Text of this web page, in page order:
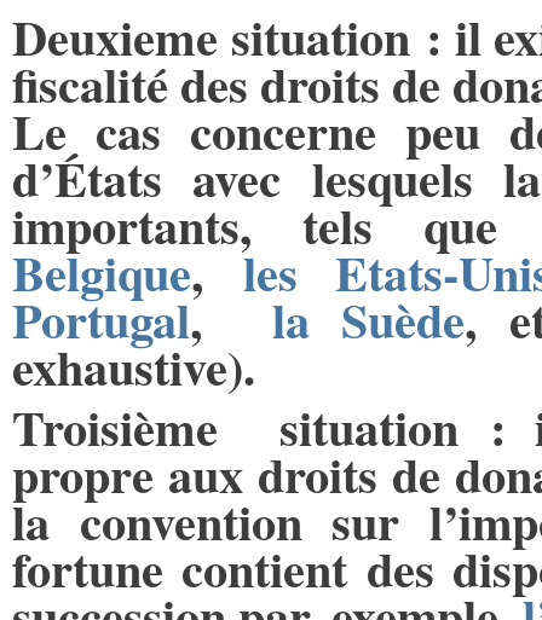
Deuxieme situation : il
fiscalité des droits de
Le cas concerne peu
d’États avec lesquels
importants, tels
Belgique,les Etats-
Portugal,la Suède,
exhaustive).
Troisième situation :
propre aux droits de
la convention sur
fortune contient des